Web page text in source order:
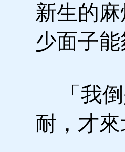
新生的
少面子能
「我倒
耐，才